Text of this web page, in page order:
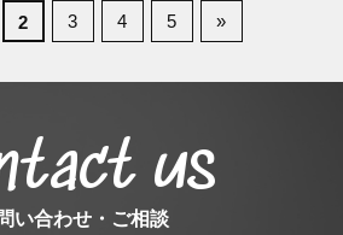
2 3 4 5 »
us
い合わせ・ご相談